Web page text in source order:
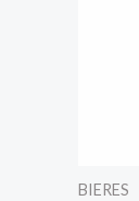
BIERES